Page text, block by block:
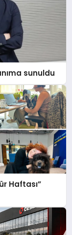
sunuldu
Haftası”